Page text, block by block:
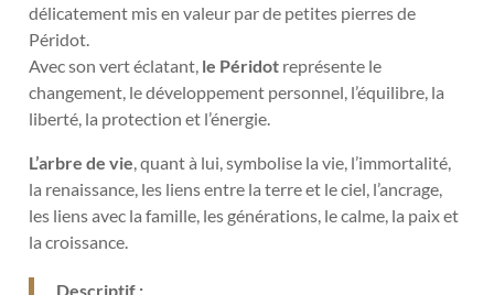
délicatement mis en valeur par de petites pierres de
Péridot.
Avec son vert éclatant, le Péridot représente le
changement, le développement personnel, l’équilibre, la
liberté, la protection et l’énergie.
L’arbre de vie , quant à lui, symbolise la vie, l’immortalité,
la renaissance, les liens entre la terre et le ciel, l’ancrage,
les liens avec la famille, les générations, le calme, la paix et
la croissance.
Descriptif :